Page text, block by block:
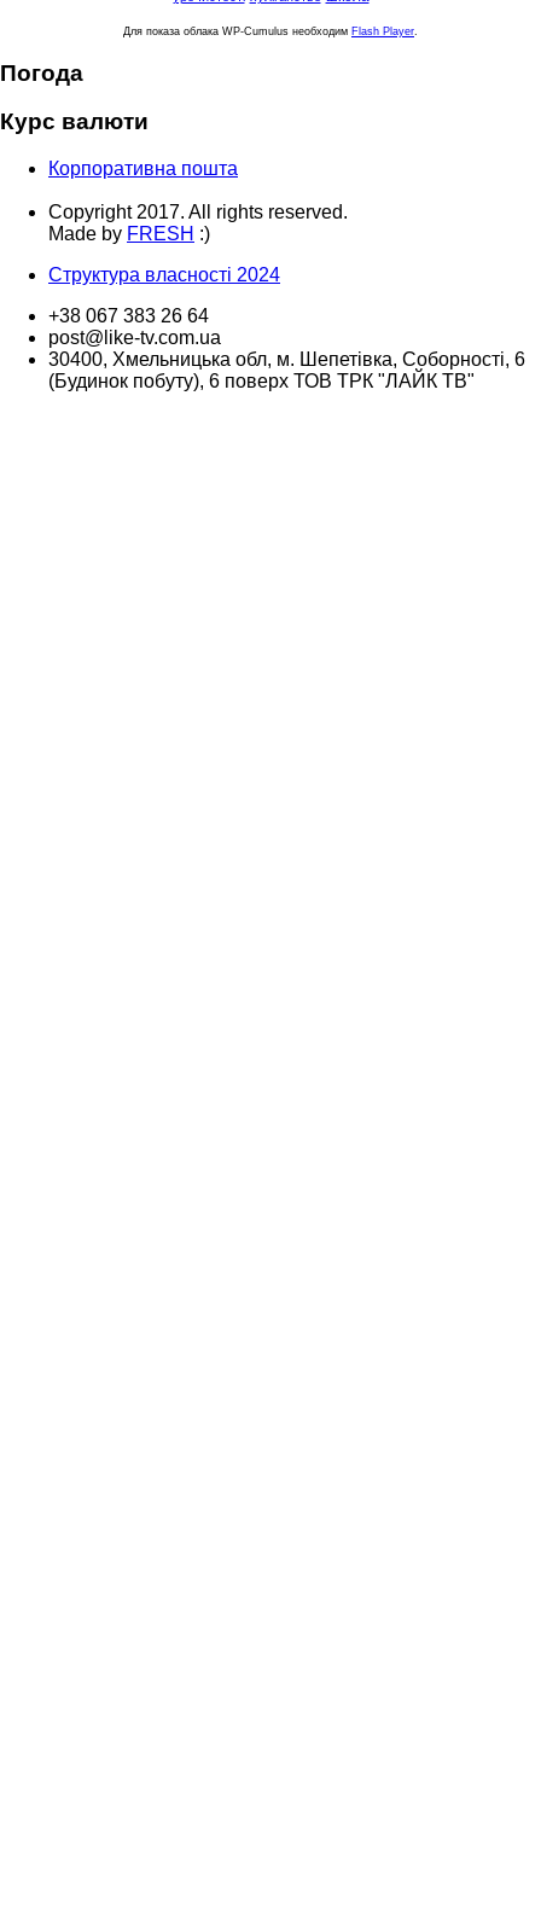
Для показа облака WP-Cumulus необходим Flash Player
Погода
Курс валюти
Корпоративна пошта
Copyright 2017. All rights reserved.
Made by FRESH :)
Структура власності 2024
+38 067 383 26 64
post@like-tv.com.ua
30400, Хмельницька обл, м. Шепетівка, Соборності, 6
(Будинок побуту), 6 поверх ТОВ ТРК "ЛАЙК ТВ"